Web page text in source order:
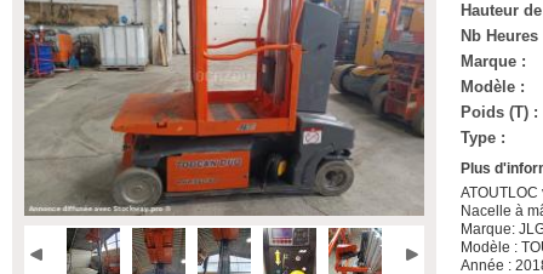
Hauteur
Nb Heures
Marque :
Modèle :
Poids (T) :
Type :
Plus
Nacelle à
Marque:
Modèle :
Année :